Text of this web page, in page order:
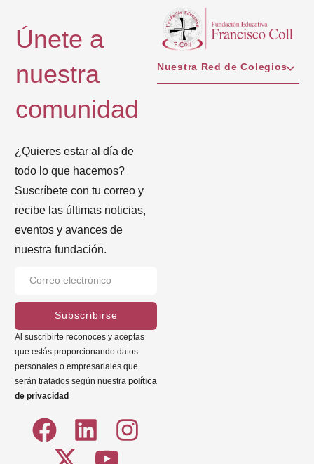
Únete a
nuestra
comunidad
¿Quieres estar al día de
todo lo que hacemos?
Suscríbete con tu correo y
recibe las últimas noticias,
eventos y avances de
nuestra fundación.
Subscribirse
Al suscribirte reconoces y aceptas
que estás proporcionando datos
personales o empresariales que
serán tratados según nuestra política
de privacidad
Nuestra Red de Colegios